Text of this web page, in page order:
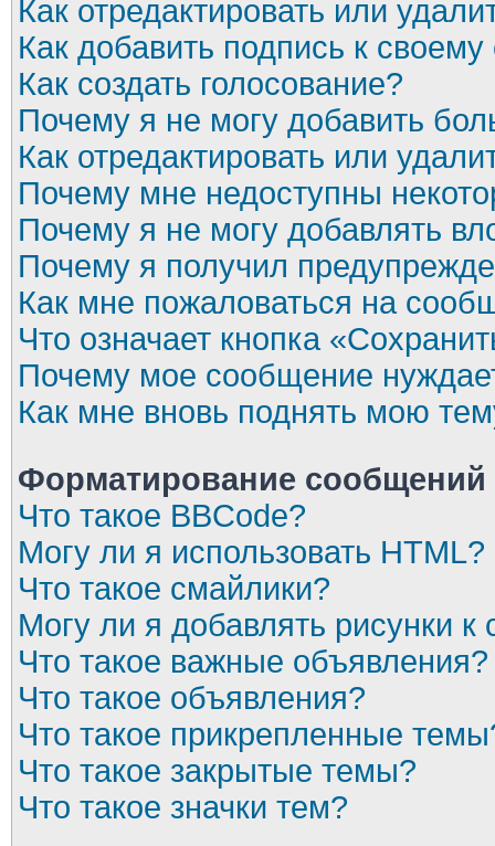
Как отредактировать или
Как добавить подпись к
Как создать голосование?
Почему я не могу добавить
Как отредактировать или
Почему мне недоступны
Почему я не могу добавлять
Почему я получил
Как мне пожаловаться на
Что означает кнопка
Почему мое сообщение
Как мне вновь поднять мою
Форматирование
Что такое BBCode?
Могу ли я использовать HTML?
Что такое смайлики?
Могу ли я добавлять рисунки
Что такое важные объявления?
Что такое объявления?
Что такое прикрепленные
Что такое закрытые темы?
Что такое значки тем?